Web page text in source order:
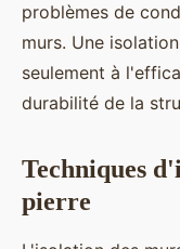
problèmes de
murs. Une
seulement à
durabilité de la
Techniques
pierre